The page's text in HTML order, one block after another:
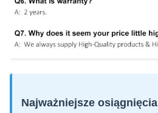
Najważniejsze osiągnięcia